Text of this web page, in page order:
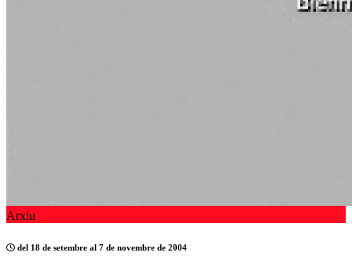
Arxiu
del 18 de setembre al 7 de novembre de 2004